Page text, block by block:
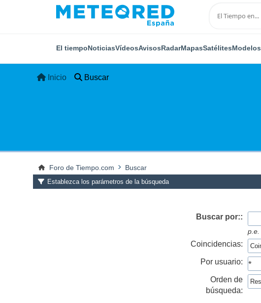
El tiempoNoticiasVídeosAvisosRadarMapasSatélitesModelos
Inicio Buscar
Foro de Tiempo.com Buscar
Establezca los parámetros de la búsqueda
Buscar por::
p.e.
Coincidencias:
Por usuario:
Orden de
búsqueda: